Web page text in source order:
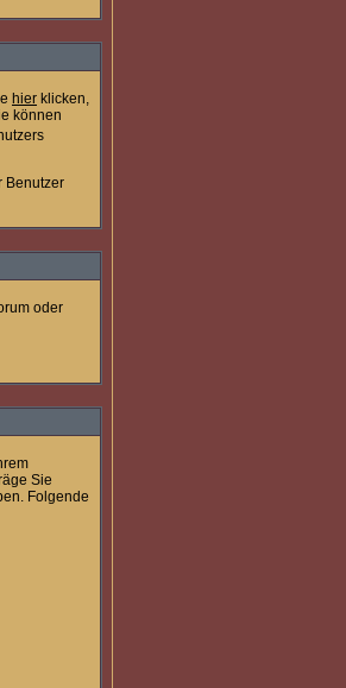
hier klicken,
können
Benutzer
oder
Sie
Folgende